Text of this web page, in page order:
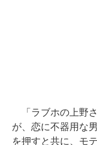
「ラブホの上野
が、恋に不器用な
を押すと共に、モ